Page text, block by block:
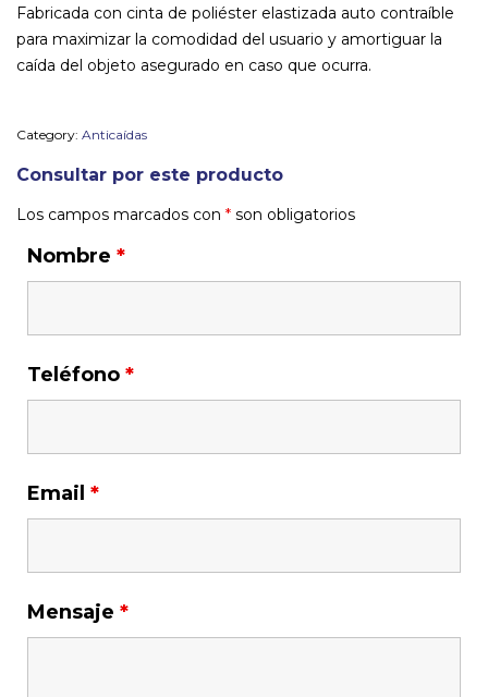
Fabricada con cinta de poliéster elastizada auto contraíble
para maximizar la comodidad del usuario y amortiguar la
caída del objeto asegurado en caso que ocurra.
Category: Anticaídas
Consultar por este producto
Los campos marcados con * son obligatorios
Nombre *
Teléfono *
Email *
Mensaje *